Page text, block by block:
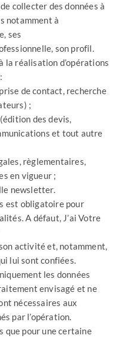
collecter des données à
notamment à
ses
son profil.
la réalisation d’opérations
de contact, recherche
;
des devis,
et tout autre
règlementaires,
en vigueur ;
newsletter.
est obligatoire pour
A défaut, J’ai Votre
activité et, notamment,
lui sont confiées.
les données
envisagé et ne
nécessaires aux
par l’opération.
que pour une certaine